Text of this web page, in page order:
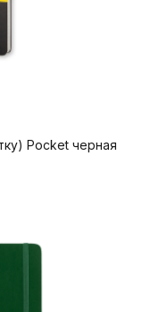
Pocket черная